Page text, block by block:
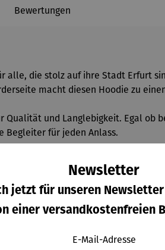
Bewertungen
alle, die stolz auf ihre Stadt Erfurt
macht diesen Hoodie zu
und Langlebigkeit. Egal ob
Begleiter für jeden Anlass.
/ 350 gm/qm
Newsletter
jetzt für unseren
einer versandkostenfreien
E-Mail-Adresse